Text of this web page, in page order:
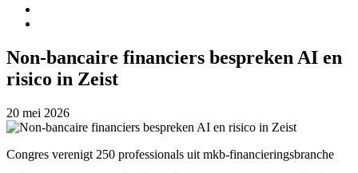
Non-bancaire financiers bespreken AI en
risico in Zeist
20 mei 2026
Congres verenigt 250 professionals uit mkb-financieringsbranche